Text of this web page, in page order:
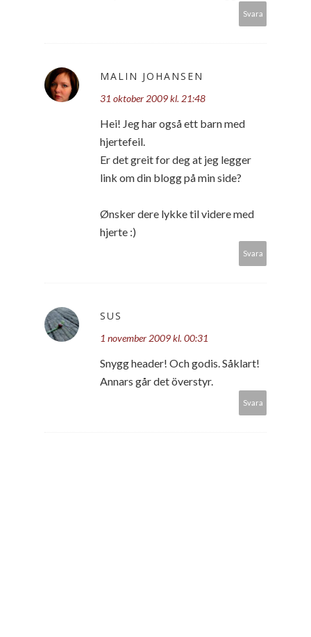
Svara
MALIN JOHANSEN
31 oktober 2009 kl. 21:48
Hei! Jeg har også ett barn med
hjertefeil.
Er det greit for deg at jeg legger
link om din blogg på min side?
Ønsker dere lykke til videre med
hjerte :)
Svara
SUS
1 november 2009 kl. 00:31
Snygg header! Och godis. Såklart!
Annars går det överstyr.
Svara